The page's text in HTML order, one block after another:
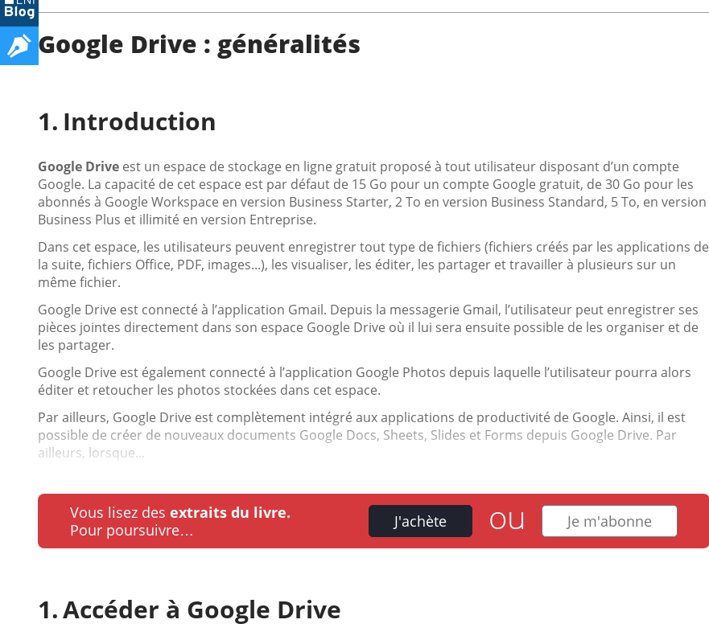
Google Drive : généralités
Introduction
Google Drive est un espace de stockage en ligne gratuit proposé à tout utilisateur disposant d’un compte
Google. La capacité de cet espace est par défaut de 15 Go pour un compte Google gratuit, de 30 Go pour les
abonnés à Google Workspace en version Business Starter, 2 To en version Business Standard, 5 To, en version
Business Plus et illimité en version Entreprise.
Dans cet espace, les utilisateurs peuvent enregistrer tout type de fichiers (fichiers créés par les applications de
la suite, fichiers Office, PDF, images...), les visualiser, les éditer, les partager et travailler à plusieurs sur un
même fichier.
Google Drive est connecté à l’application Gmail. Depuis la messagerie Gmail, l’utilisateur peut enregistrer ses
pièces jointes directement dans son espace Google Drive où il lui sera ensuite possible de les organiser et de
les partager.
Google Drive est également connecté à l’application Google Photos depuis laquelle l’utilisateur pourra alors
éditer et retoucher les photos stockées dans cet espace.
Par ailleurs, Google Drive est complètement intégré aux applications de productivité de Google. Ainsi, il est
possible de créer de nouveaux documents Google Docs, Sheets, Slides et Forms depuis Google Drive. Par
ailleurs, lorsque...
Vous lisez des extraits du livre.
Pour poursuivre…
J'achète ou Je m'abonne
Accéder à Google Drive